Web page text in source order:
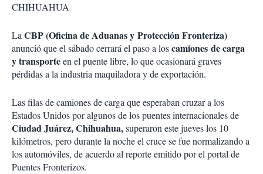
CHIHUAHUA
LaCBP (Oficina de Aduanas y Protección Fronteriza)
anunció que el sábado cerrará el paso a loscamiones de carga
y transporteen el puente libre, lo que ocasionará graves
pérdidas a la industria maquiladora y de exportación.
Las filas de camiones de carga que esperaban cruzar a los
Estados Unidos por algunos de los puentes internacionales de
Ciudad Juárez, Chihuahua,superaron este jueves los 10
kilómetros, pero durante la noche el cruce se fue normalizando a
los automóviles, de acuerdo al reporte emitido por el portal de
Puentes Fronterizos.